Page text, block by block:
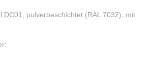
DC01, pulverbeschichtet (RAL 7032), mit